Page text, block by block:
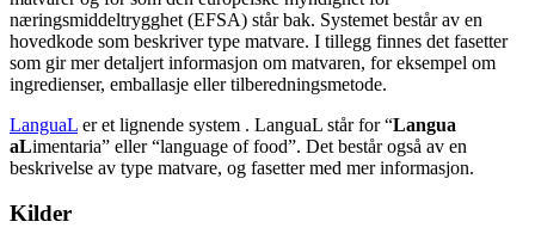
næringsmiddeltrygghet (EFSA) står bak. Systemet består av en
hovedkode som beskriver type matvare. I tillegg finnes det fasetter
som gir mer detaljert informasjon om matvaren, for eksempel om
ingredienser, emballasje eller tilberedningsmetode.
LanguaL er et lignende system . LanguaL står for “Langua
aLimentaria” eller “language of food”. Det består også av en
beskrivelse av type matvare, og fasetter med mer informasjon.
Kilder